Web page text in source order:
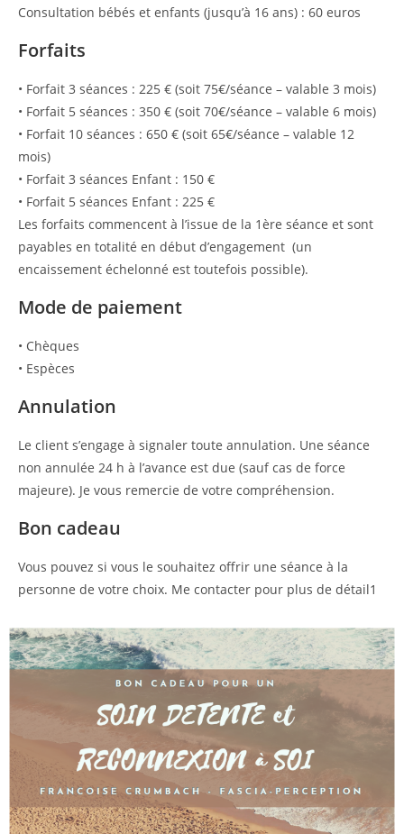
Consultation bébés et enfants (jusqu’à 16 ans) : 60 euros
Forfaits
• Forfait 3 séances : 225 € (soit 75€/séance – valable 3 mois)
• Forfait 5 séances : 350 € (soit 70€/séance – valable 6 mois)
• Forfait 10 séances : 650 € (soit 65€/séance – valable 12
mois)
• Forfait 3 séances Enfant : 150 €
• Forfait 5 séances Enfant : 225 €
Les forfaits commencent à l’issue de la 1ère séance et sont
payables en totalité en début d’engagement (un
encaissement échelonné est toutefois possible).
Mode de paiement
• Chèques
• Espèces
Annulation
Le client s’engage à signaler toute annulation. Une séance
non annulée 24 h à l’avance est due (sauf cas de force
majeure). Je vous remercie de votre compréhension.
Bon cadeau
Vous pouvez si vous le souhaitez offrir une séance à la
personne de votre choix. Me contacter pour plus de détail1